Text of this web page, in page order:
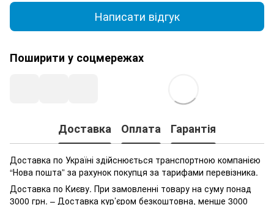
Написати відгук
Поширити у соцмережах
Доставка Оплата Гарантія
Доставка по Україні здійснюється транспортною компанією
“Нова пошта” за рахунок покупця за тарифами перевізника.
Доставка по Києву. При замовленні товару на суму понад
3000 грн. – Доставка кур’єром безкоштовна, менше 3000